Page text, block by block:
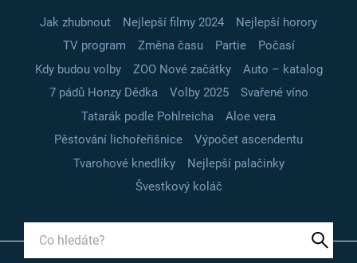
Jak zhubnout Nejlepší filmy 2024
Nejlepší horory
TV program
Změna času Partie
Počasí
Kdy budou volby
ZOO Nové začátky
Auto – katalog
7 pádů Honzy Dědka
Volby 2025
Svařené víno
Tatarák podle Pohlreicha
Aloe vera
Pěstování lichořeřišnice
Výpočet ascendentu
Tvarohové knedlíky
Nejlepší palačinky
Švestkový koláč